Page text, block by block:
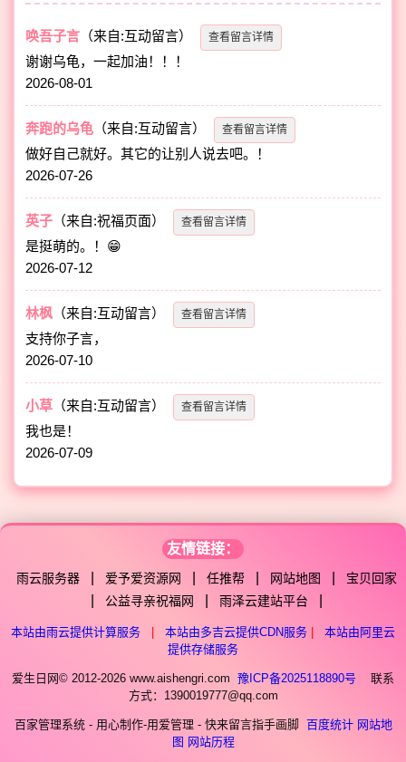
唤吾子言 （来自:互动留言） 查看留言详情
谢谢乌龟，一起加油！！！
2026-08-01
奔跑的乌龟 （来自:互动留言） 查看留言详情
做好自己就好。其它的让别人说去吧。！
2026-07-26
英子 （来自:祝福页面） 查看留言详情
是挺萌的。！😁
2026-07-12
林枫 （来自:互动留言） 查看留言详情
支持你子言，
2026-07-10
小草 （来自:互动留言） 查看留言详情
我也是！
2026-07-09
友情链接：
雨云服务器 爱予爱资源网 任推帮 网站地图 宝贝回家
公益寻亲祝福网 雨泽云建站平台
本站由雨云提供计算服务 本站由多吉云提供CDN服务
本站由阿里云
提供存储服务
爱生日网© 2012-2026 www.aishengri.com 豫ICP备2025118890号
联系
方式：1390019777@qq.com
百家管理系统 - 用心制作-用爱管理 - 快来留言指手画脚 百度统计 网站地
图 网站历程